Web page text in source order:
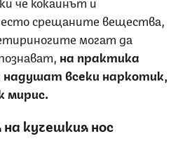
срещаните вещества,
могат да
на практика
всеки наркотик,
мирис.
кучешкия нос